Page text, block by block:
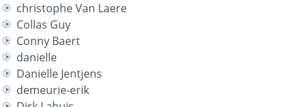
christophe Van Laere
Collas Guy
Conny Baert
danielle
Danielle Jentjens
demeurie-erik